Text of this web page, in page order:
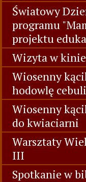
Światowy
programu
projektu
Wizyta w kinie
Wiosenny
hodowlę cebuli
Wiosenny
do kwiaciarni
Warsztaty
III
Spotkanie w